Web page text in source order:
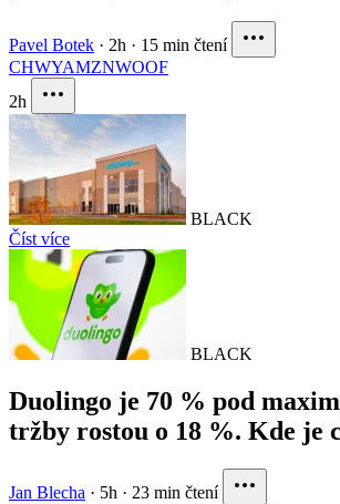
Pavel Botek · 2h · 15 min čtení
CHWYAMZNWOOF
2h
BLACK
Číst více
BLACK
Duolingo je 70 % pod
tržby rostou o 18 %. Kde je
Jan Blecha · 5h · 23 min čtení